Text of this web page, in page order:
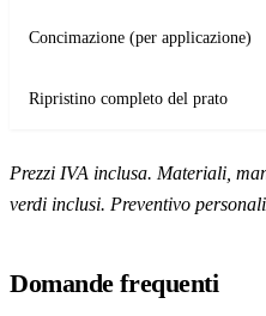
Concimazione (per applicazione)
Ripristino completo del prato
Prezzi IVA inclusa. Materiali,
verdi inclusi. Preventivo
Domande frequenti